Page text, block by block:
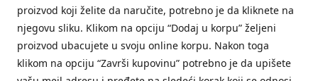
proizvod koji želite da naručite, potrebno je da kliknete na
njegovu sliku. Klikom na opciju “Dodaj u korpu” željeni
proizvod ubacujete u svoju online korpu. Nakon toga
klikom na opciju “Završi kupovinu” potrebno je da upišete